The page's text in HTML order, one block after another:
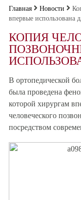
Главная Новости
впервые использована
КОПИЯ
В ортопедической
была проведена
которой хирургам
человеческого
посредством